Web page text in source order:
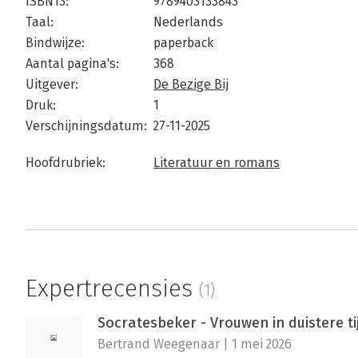
Taal:
Nederlands
Bindwijze:
paperback
Aantal pagina's:
368
Uitgever:
De Bezige Bij
Druk:
1
Verschijningsdatum: 27-11-2025
Hoofdrubriek: Literatuur en romans
Expertrecensies (1)
Socratesbeker - Vrouwen in duistere
Bertrand Weegenaar | 1 mei 2026